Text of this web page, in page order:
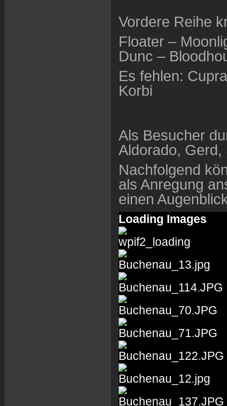
Vordere Reihe
Floater –
Dunc –
Es fehlen:
Korbi
Als Besucher
Aldorado, Gerd,
Nachfolgend
als Anregung
einen
Loading Images